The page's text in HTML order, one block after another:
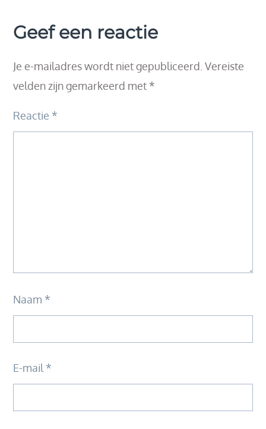
Geef een reactie
Je e-mailadres wordt niet gepubliceerd. Vereiste
velden zijn gemarkeerd met *
Reactie *
Naam *
E-mail*